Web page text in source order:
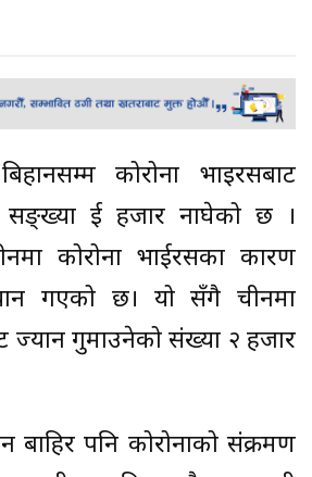
कोरोना भाइरसबाट
दुई हजार नाघेको छ ।
कोरोना भाईरसका कारण
गएको छ। यो सँगै चीनमा
ज्यान गुमाउनेको संख्या २ हजार
बाहिर पनि कोरोनाको संक्रमण